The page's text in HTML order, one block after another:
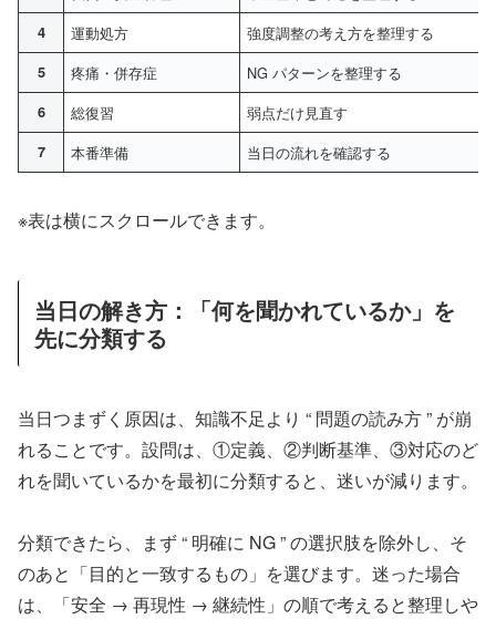
4 運動処方 強度調整の考え方を整理する
5 疼痛・併存症 NG パターンを整理する
6 総復習 弱点だけ見直す
7 本番準備 当日の流れを確認する
※表は横にスクロールできます。
当日の解き方：「何を聞かれているか」を
先に分類する
当日つまずく原因は、知識不足より “ 問題の読み方 ” が崩
れることです。設問は、①定義、②判断基準、③対応のど
れを聞いているかを最初に分類すると、迷いが減ります。
分類できたら、まず “ 明確に NG ” の選択肢を除外し、そ
のあと「目的と一致するもの」を選びます。迷った場合
は、「安全 → 再現性 → 継続性」の順で考えると整理しや